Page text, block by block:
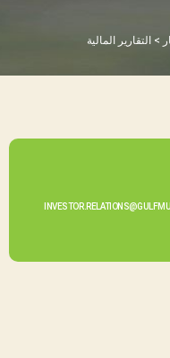
> التقارير المالية